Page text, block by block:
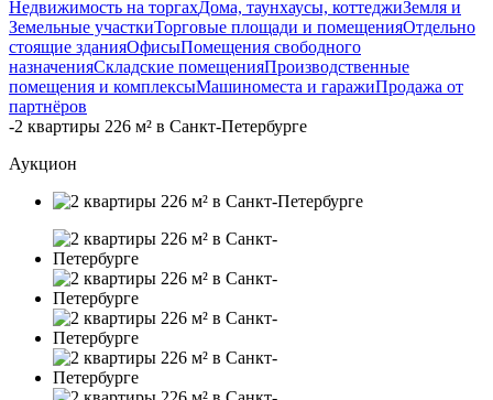
Недвижимость на торгахДома, таунхаусы, коттеджиЗемля и
Земельные участкиТорговые площади и помещенияОтдельно
стоящие зданияОфисыПомещения свободного
назначенияСкладские помещенияПроизводственные
помещения и комплексыМашиноместа и гаражиПродажа от
партнёров
-2 квартиры 226 м² в Санкт-Петербурге
Аукцион